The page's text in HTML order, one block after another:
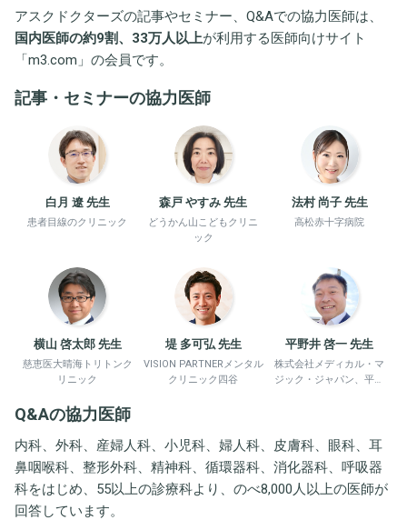
アスクドクターズの記事やセミナー、Q&Aでの協力医師は、
国内医師の約9割、33万人以上が利用する医師向けサイト
「m3.com 」の会員です。
記事・セミナーの協力医師
白月 遼 先生
患者目線のクリニック
森戸 やすみ 先生
どうかん山こどもクリニ
ック
法村 尚子 先生
高松赤十字病院
横山 啓太郎 先生
慈恵医大晴海トリトンク
リニック
堤 多可弘 先生
VISION PARTNERメンタル
クリニック四谷
平野井 啓一 先生
株式会社メディカル・マ
ジック・ジャパン、平野
Q&Aの協力医師
内科、外科、産婦人科、小児科、婦人科、皮膚科、眼科、耳
鼻咽喉科、整形外科、精神科、循環器科、消化器科、呼吸器
科をはじめ、55以上の診療科より、のべ8,000人以上の医師が
回答しています。